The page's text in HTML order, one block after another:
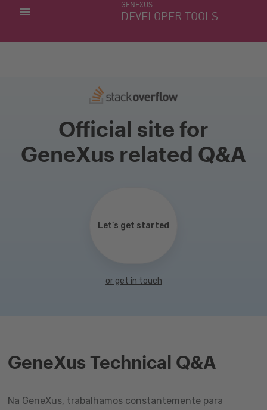
GENEXUS
DEVELOPER TOOLS
MINHAS APLICACÕES
Official site for
GeneXus related Q&A
Let’s get started
or get in touch
GeneXus Technical Q&A
Na GeneXus, trabalhamos constantemente para